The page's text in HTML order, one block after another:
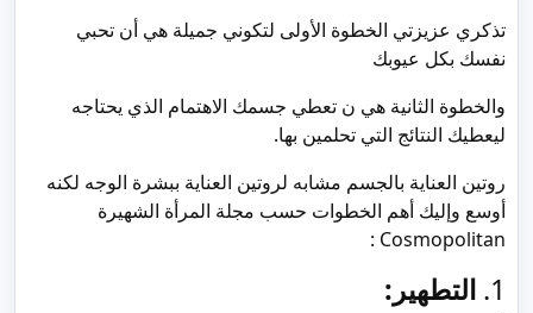
تذكري عزيزتي الخطوة الأولى لتكوني جميلة هي أن تحبي
نفسك بكل عيوبك
والخطوة الثانية هي ن تعطي جسمك الاهتمام الذي يحتاجه
ليعطيك النتائج التي تحلمين بها.
روتين العناية بالجسم مشابه لروتين العناية ببشرة الوجه لكنه
أوسع وإليك أهم الخطوات حسب مجلة المرأة الشهيرة
Cosmopolitan :
1. التطهير: